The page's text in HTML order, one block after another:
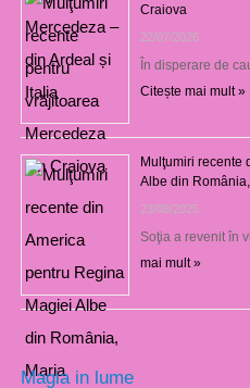
Craiova
22/07/2026
În disperare de
Citește mai mult »
Mulţumiri recente
Albe din
23/08/2025
Soţia a revenit în
mai mult »
Magia in lume